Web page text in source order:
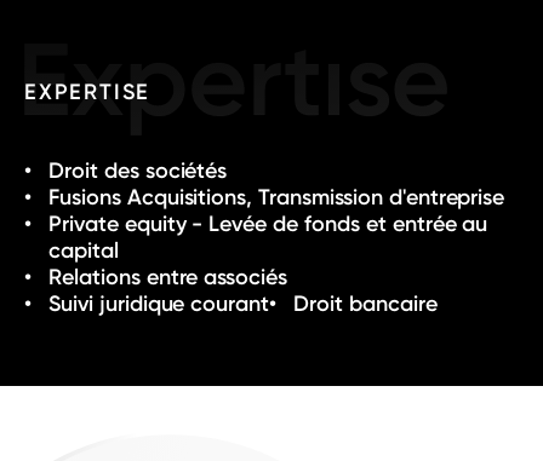
EXPERTISE
Droit des sociétés
Fusions Acquisitions, Transmission d'entreprise
Private equity - Levée de fonds et entrée au
capital
Relations entre associés
Suivi juridique courant
Droit bancaire